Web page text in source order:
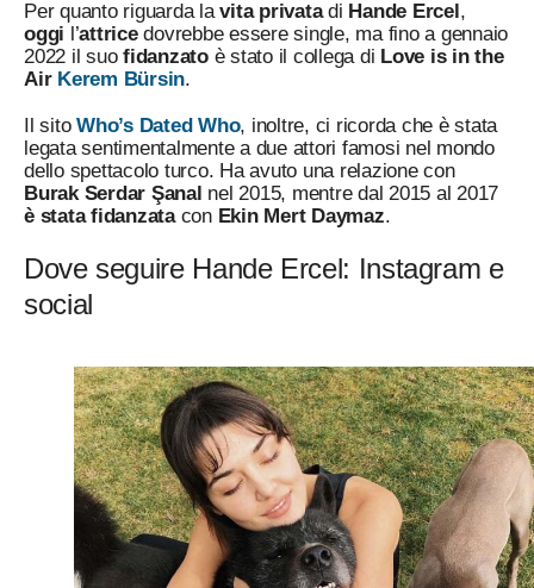
Per quanto riguarda lavita privatadi Hande Ercel,
oggi l’attricedovrebbe essere single, ma fino a gennaio
2022 il suofidanzatoè stato il collega di Love is in the
Air Kerem Bürsin.
Il sitoWho’s Dated Who, inoltre, ci ricorda che è stata
legata sentimentalmente a due attori famosi nel mondo
dello spettacolo turco. Ha avuto una relazione con
Burak Serdar Şanal nel 2015, mentre dal 2015 al 2017
è stata fidanzatacon Ekin Mert Daymaz.
Dove seguire Hande Ercel: Instagram e
social